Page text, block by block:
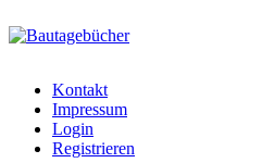
bautagebuch-
liste.de
Kontakt
Impressum
Login
Registrieren